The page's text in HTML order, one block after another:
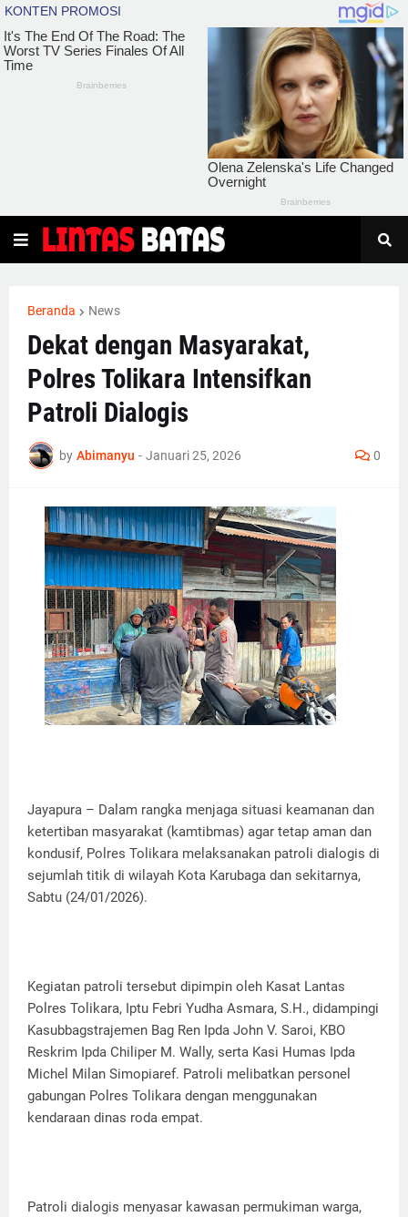
Beranda News
Dekat dengan Masyarakat,
Polres Tolikara Intensifkan
Patroli Dialogis
by Abimanyu - Januari 25, 2026 0
Jayapura – Dalam rangka menjaga situasi keamanan dan
ketertiban masyarakat (kamtibmas) agar tetap aman dan
kondusif, Polres Tolikara melaksanakan patroli dialogis di
sejumlah titik di wilayah Kota Karubaga dan sekitarnya,
Sabtu (24/01/2026).
Kegiatan patroli tersebut dipimpin oleh Kasat Lantas
Polres Tolikara, Iptu Febri Yudha Asmara, S.H., didampingi
Kasubbagstrajemen Bag Ren Ipda John V. Saroi, KBO
Reskrim Ipda Chiliper M. Wally, serta Kasi Humas Ipda
Michel Milan Simopiaref. Patroli melibatkan personel
gabungan Polres Tolikara dengan menggunakan
kendaraan dinas roda empat.
Patroli dialogis menyasar kawasan permukiman warga,